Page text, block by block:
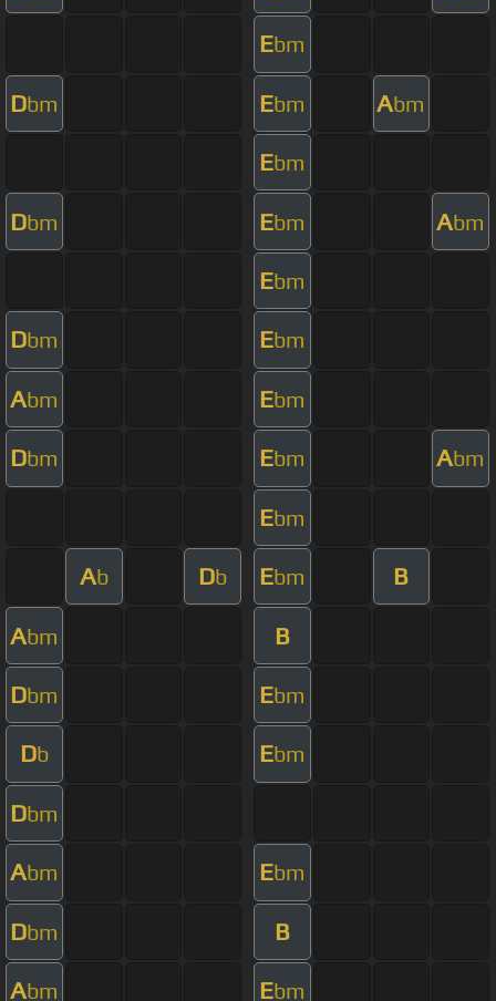
Ebm
Dbm Ebm Abm
Ebm
Dbm Ebm Abm
Ebm
Dbm Ebm
Abm Ebm
Dbm Ebm Abm
Ebm
Ab Db Ebm B
Abm B
Dbm Ebm
Db Ebm
Dbm
Abm Ebm
Dbm B
Abm Ebm